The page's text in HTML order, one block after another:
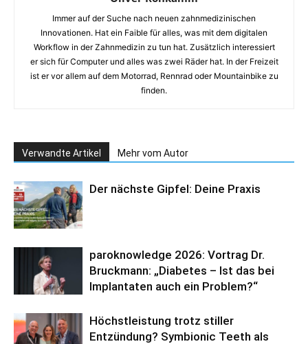
Immer auf der Suche nach neuen zahnmedizinischen
Innovationen. Hat ein Faible für alles, was mit dem digitalen
Workflow in der Zahnmedizin zu tun hat. Zusätzlich interessiert
er sich für Computer und alles was zwei Räder hat. In der Freizeit
ist er vor allem auf dem Motorrad, Rennrad oder Mountainbike zu
finden.
Verwandte Artikel Mehr vom Autor
Der nächste Gipfel: Deine Praxis
paroknowledge 2026: Vortrag Dr.
Bruckmann: „Diabetes – Ist das bei
Implantaten auch ein Problem?“
Höchstleistung trotz stiller
Entzündung? Symbionic Teeth als